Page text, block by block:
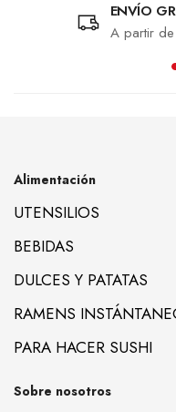
ENVÍO
A partir
Alimentación
UTENSILIOS
BEBIDAS
DULCES Y PATATAS
RAMENS
PARA HACER SUSHI
Sobre nosotros